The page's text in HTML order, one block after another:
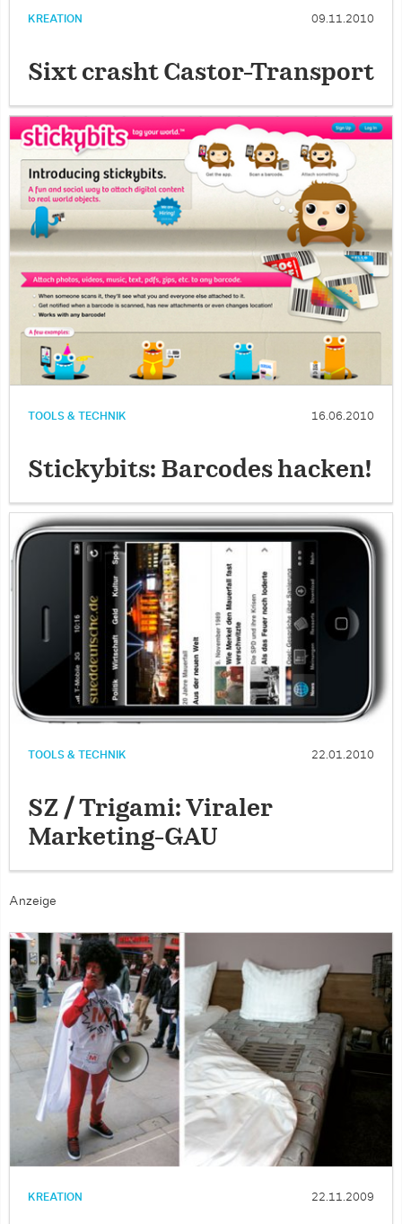
KREATION 09.11.2010
Sixt crasht Castor-Transport
TOOLS & TECHNIK 16.06.2010
Stickybits: Barcodes hacken!
TOOLS & TECHNIK 22.01.2010
SZ / Trigami: Viraler
Marketing-GAU
Anzeige
KREATION 22.11.2009